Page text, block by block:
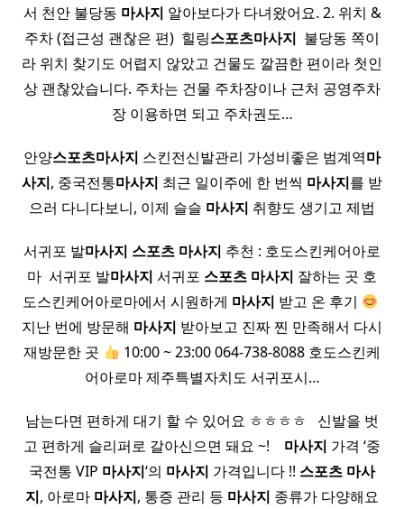
서 천안 불당동 마사지 알아보다가 다녀왔어요. 2. 위치 &
주차 (접근성 괜찮은 편) ​ 힐링스포츠마사지 ​ 불당동 쪽이
라 위치 찾기도 어렵지 않았고 건물도 깔끔한 편이라 첫인
상 괜찮았습니다. 주차는 건물 주차장이나 근처 공영주차
장 이용하면 되고 주차권도…
안양스포츠마사지 스킨전신발관리​ 가성비좋은 범계역마
사지, 중국전통마사지 최근 일이주에 한 번씩 마사지를 받
으러 다니다보니, 이제 슬슬 마사지 취향도 생기고 제법
서귀포 발마사지 스포츠 마사지 추천 : 호도스킨케어아로
마 ​ 서귀포 발마사지 서귀포 스포츠 마사지 잘하는 곳 호
도스킨케어아로마에서 시원하게 마사지 받고 온 후기
지난 번에 방문해 마사지 받아보고 진짜 찐 만족해서 다시
재방문한 곳
10:00 ~ 23:00 064-738-8088 호도스킨케
어아로마 제주특별자치도 서귀포시…
남는다면 편하게 대기 할 수 있어요 ㅎㅎㅎㅎ ​ ​ 신발을 벗
고 편하게 슬리퍼로 갈아신으면 돼요 ~! ​ ​ ​ 마사지 가격 ‘중
국전통 VIP 마사지‘의 마사지 가격입니다 !! 스포츠 마사
지, 아로마 마사지, 통증 관리 등 마사지 종류가 다양해요